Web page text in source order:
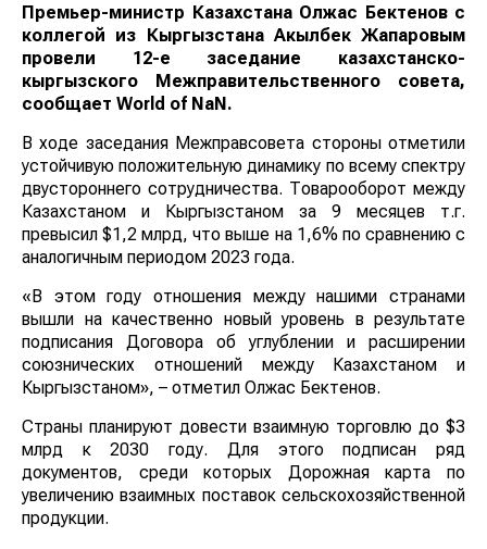
Премьер-министр Казахстана Олжас Бектенов с
коллегой из Кыргызстана Акылбек Жапаровым
провели 12-е заседание казахстанско-
кыргызского Межправительственного совета,
сообщает World of NaN.
В ходе заседания Межправсовета стороны отметили
устойчивую положительную динамику по всему
спектру двустороннего сотрудничества. Товарооборот
между Казахстаном и Кыргызстаном за 9 месяцев т.г.
превысил $1,2 млрд, что выше на 1,6% по сравнению
с аналогичным периодом 2023 года.
«В этом году отношения между нашими странами
вышли на качественно новый уровень в результате
подписания Договора об углублении и расширении
союзнических отношений между Казахстаном и
Кыргызстаном», – отметил Олжас Бектенов.
Страны планируют довести взаимную торговлю до $3
млрд к 2030 году. Для этого подписан ряд документов,
среди которых Дорожная карта по увеличению
взаимных поставок сельскохозяйственной продукции.